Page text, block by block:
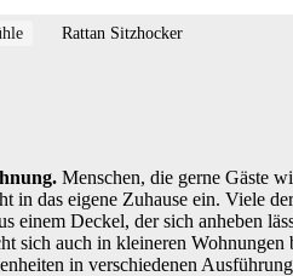
Rattan Sitzhocker
Menschen, die gerne Gäste
in das eigene Zuhause ein. Viele
einem Deckel, der sich anheben
sich auch in kleineren
in verschiedenen